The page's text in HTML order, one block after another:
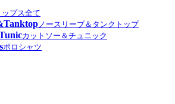
ップス全て
ノースリーブ＆タンクトップ
カットソー＆チュニック
ポロシャツ